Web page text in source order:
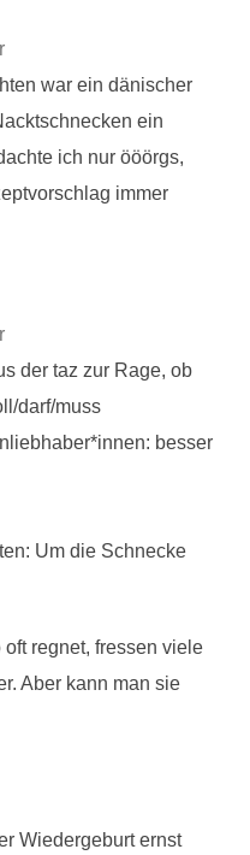
war ein dänischer
ein
ich nur ööörgs,
immer
der taz zur Rage, ob
darf/muss
besser
Um die Schnecke
regnet, fressen viele
Aber kann man sie
Wiedergeburt ernst